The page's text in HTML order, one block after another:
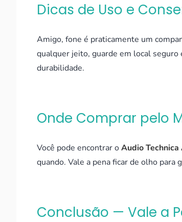
Dicas de Uso e
Amigo, fone é praticamente um
qualquer jeito, guarde em local seguro
durabilidade.
Onde Comprar pelo
Você pode encontrar oAudio
quando. Vale a pena ficar de olho para
Conclusão — Vale a